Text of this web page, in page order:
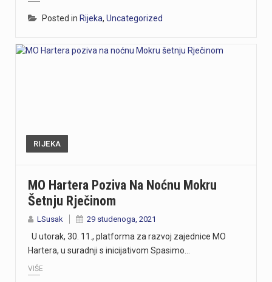
Posted in Rijeka, Uncategorized
RIJEKA
MO Hartera Poziva Na Noćnu Mokru
Šetnju Rječinom
LSusak 29 studenoga, 2021
U utorak, 30. 11., platforma za razvoj zajednice MO
Hartera, u suradnji s inicijativom Spasimo…
VIŠE